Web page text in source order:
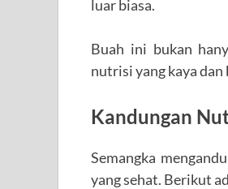
luar biasa.
Buah ini bukan
nutrisi yang kaya
Kandungan
Semangka
yang sehat. Berikut